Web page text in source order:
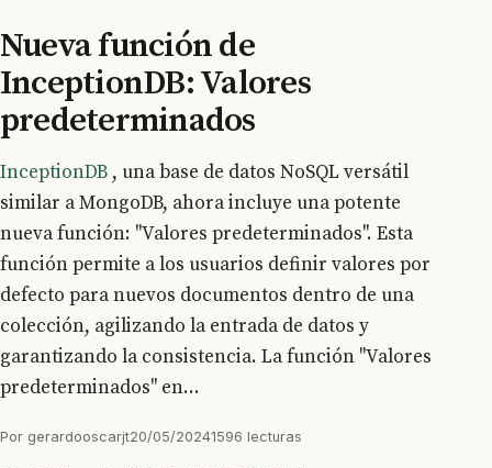
Nueva función de
InceptionDB: Valores
predeterminados
InceptionDB , una base de datos NoSQL versátil
similar a MongoDB, ahora incluye una potente
nueva función: "Valores predeterminados". Esta
función permite a los usuarios definir valores por
defecto para nuevos documentos dentro de una
colección, agilizando la entrada de datos y
garantizando la consistencia. La función "Valores
predeterminados" en...
Por gerardooscarjt20/05/20241596 lecturas